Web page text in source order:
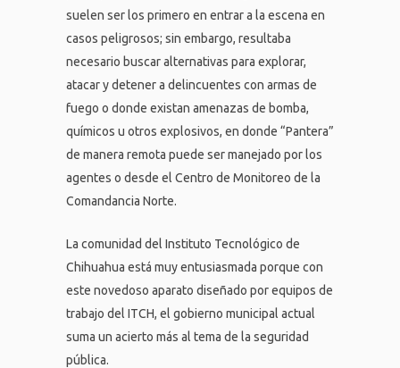
suelen ser los primero en entrar a la escena en
casos peligrosos; sin embargo, resultaba
necesario buscar alternativas para explorar,
atacar y detener a delincuentes con armas de
fuego o donde existan amenazas de bomba,
químicos u otros explosivos, en donde “Pantera”
de manera remota puede ser manejado por los
agentes o desde el Centro de Monitoreo de la
Comandancia Norte.
La comunidad del Instituto Tecnológico de
Chihuahua está muy entusiasmada porque con
este novedoso aparato diseñado por equipos de
trabajo del ITCH, el gobierno municipal actual
suma un acierto más al tema de la seguridad
pública.